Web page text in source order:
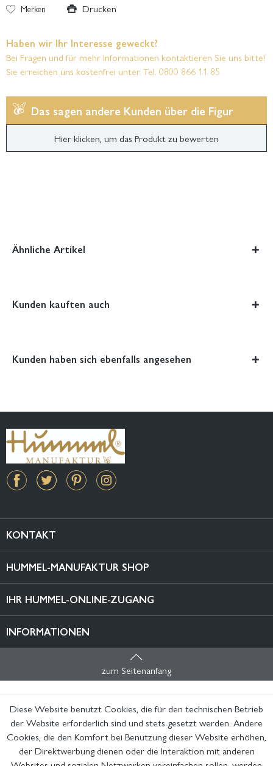
Merken Drucken
Haben wir Ihr Interesse geweckt?
Bei Fragen und für mehr Informationen kontaktieren Sie uns bitte!
Sie erreichen uns kostenfrei unter Tel. 0800 866 11 85
Das sagen andere Kunden über die Figur
Hier klicken, um das Produkt zu bewerten
Ähnliche Artikel
Kunden kauften auch
Kunden haben sich ebenfalls angesehen
KONTAKT
HUMMEL-MANUFAKTUR SHOP
IHR HUMMEL-ONLINE-ZUGANG
INFORMATIONEN
zum Seitenanfang
Diese Website benutzt Cookies, die für den technischen Betrieb
der Website erforderlich sind und stets gesetzt werden. Andere
Cookies, die den Komfort bei Benutzung dieser Website erhöhen,
der Direktwerbung dienen oder die Interaktion mit anderen